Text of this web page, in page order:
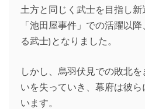
土方と同じく武士を目指し新
「池田屋事件」での活躍以
る武士)となりました。
しかし、烏羽伏見での敗北
いを失っていき、幕府は彼
います。